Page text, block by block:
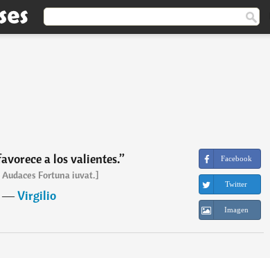
a los valientes.”
Fortuna iuvat.]
―Virgilio
Facebook
Twitter
Imagen